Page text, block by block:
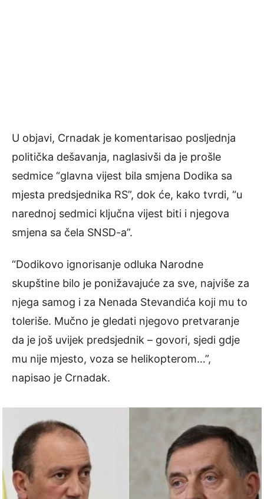
U objavi, Crnadak je komentarisao posljednja
politička dešavanja, naglasivši da je prošle
sedmice “glavna vijest bila smjena Dodika sa
mjesta predsjednika RS”, dok će, kako tvrdi, “u
narednoj sedmici ključna vijest biti i njegova
smjena sa čela SNSD-a”.
“Dodikovo ignorisanje odluka Narodne
skupštine bilo je ponižavajuće za sve, najviše za
njega samog i za Nenada Stevandića koji mu to
toleriše. Mučno je gledati njegovo pretvaranje
da je još uvijek predsjednik – govori, sjedi gdje
mu nije mjesto, voza se helikopterom…”,
napisao je Crnadak.